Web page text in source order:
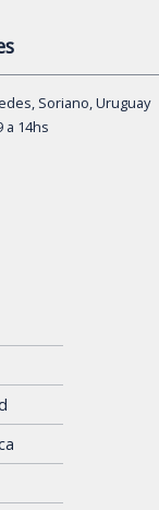
Soriano, Uruguay
a 14hs